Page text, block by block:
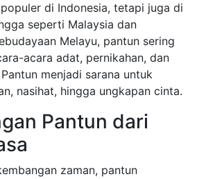
di Indonesia, tetapi juga di
seperti Malaysia dan
Melayu, pantun sering
acara adat, pernikahan, dan
menjadi sarana untuk
nasihat, hingga ungkapan cinta.
Pantun dari
zaman, pantun